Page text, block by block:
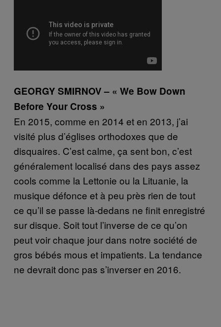
GEORGY SMIRNOV – « We Bow Down
Before Your Cross »
En 2015, comme en 2014 et en 2013, j’ai
visité plus d’églises orthodoxes que de
disquaires. C’est calme, ça sent bon, c’est
généralement localisé dans des pays assez
cools comme la Lettonie ou la Lituanie, la
musique défonce et à peu près rien de tout
ce qu’il se passe là-dedans ne finit enregistré
sur disque. Soit tout l’inverse de ce qu’on
peut voir chaque jour dans notre société de
gros bébés mous et impatients. La tendance
ne devrait donc pas s’inverser en 2016.